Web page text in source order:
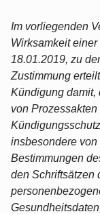
Im vorliegenden
Wirksamkeit
18.01.2019, zu
Zustimmung
Kündigung damit,
von
insbesondere
Bestimmungen
den Schriftsätzen